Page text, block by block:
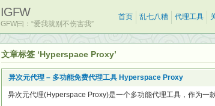
IGFW
GFW曰：“爱我就别不伤害我”
首页 乱七八糟 代理工具
文章标签 ‘Hyperspace Proxy’
异次元代理 – 多功能免费代理工具 Hyperspace Proxy
异次元代理(Hyperspace Proxy)是一个多功能代理工具，作为一